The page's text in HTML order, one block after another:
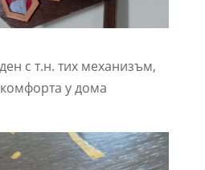
с т.н. тих механизъм,
у дома